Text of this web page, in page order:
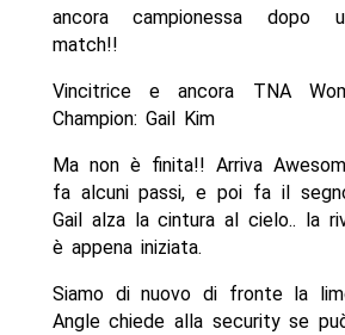
ancora campionessa dopo
match!!
Vincitrice e ancora TNA
Champion: Gail Kim
Ma non è finita!! Arriva
fa alcuni passi, e poi fa il
Gail alza la cintura al cielo.. la
è appena iniziata.
Siamo di nuovo di fronte la
Angle chiede alla security se